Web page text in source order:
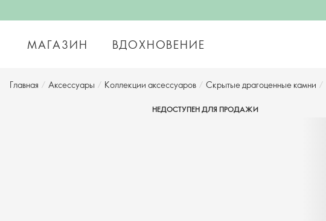
МАГАЗИН ВДОХНОВЕНИЕ
Главная / Аксессуары / Коллекции аксессуаров / Скрытые драгоценные камни /
НЕДОСТУПЕН ДЛЯ ПРОДАЖИ